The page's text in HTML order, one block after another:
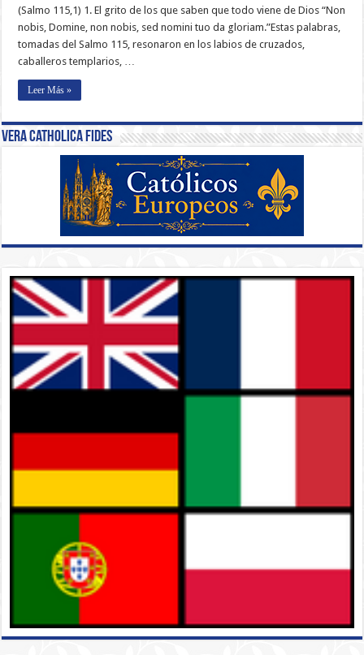
(Salmo 115,1) 1. El grito de los que saben que todo viene de Dios “Non
nobis, Domine, non nobis, sed nomini tuo da gloriam.”Estas palabras,
tomadas del Salmo 115, resonaron en los labios de cruzados,
caballeros templarios, …
Leer Más »
Vera Catholica Fides